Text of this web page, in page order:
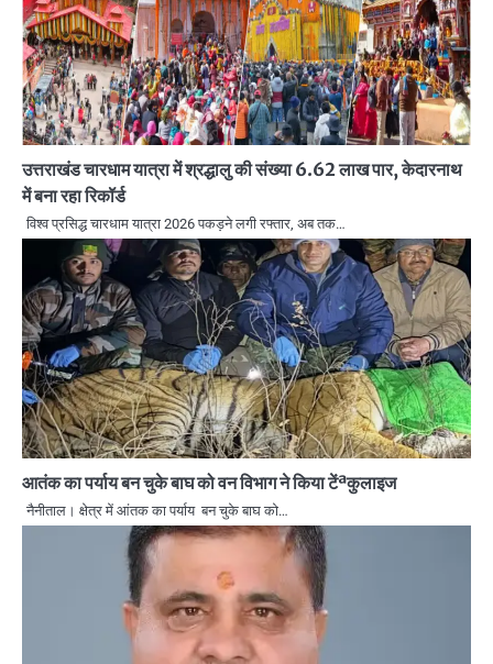
उत्तराखंड चारधाम यात्रा में श्रद्धालु की संख्या 6.62 लाख पार, केदारनाथ
में बना रहा रिकॉर्ड
विश्व प्रसिद्ध चारधाम यात्रा 2026 पकड़ने लगी रफ्तार, अब तक…
आतंक का पर्याय बन चुके बाघ को वन विभाग ने किया टेंªकुलाइज
नैनीताल। क्षेत्र में आंतक का पर्याय बन चुके बाघ को…